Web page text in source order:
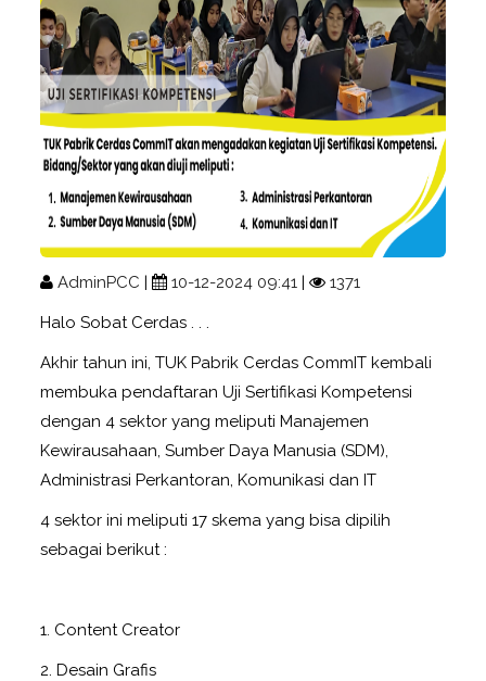
AdminPCC | 10-12-2024 09:41 | 1371
Halo Sobat Cerdas . . .
Akhir tahun ini, TUK Pabrik Cerdas CommIT kembali
membuka pendaftaran Uji Sertifikasi Kompetensi
dengan 4 sektor yang meliputi Manajemen
Kewirausahaan, Sumber Daya Manusia (SDM),
Administrasi Perkantoran, Komunikasi dan IT
4 sektor ini meliputi 17 skema yang bisa dipilih
sebagai berikut :
1. Content Creator
2. Desain Grafis